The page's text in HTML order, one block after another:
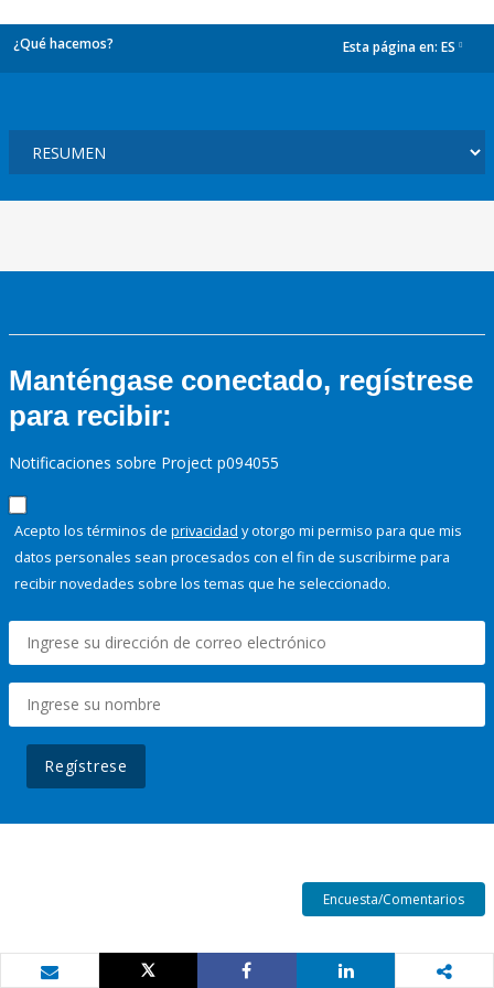
¿Qué hacemos? Esta página en: ES
Manténgase conectado, regístrese
para recibir:
Notificaciones sobre Project p094055
Acepto los términos de privacidad y otorgo mi permiso para que mis
datos personales sean procesados con el fin de suscribirme para
recibir novedades sobre los temas que he seleccionado.
Regístrese
Encuesta/Comentarios